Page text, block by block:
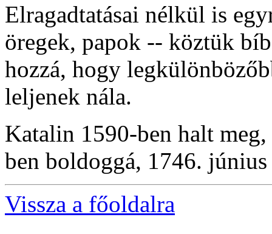
Elragadtatásai nélkül is
öregek, papok -- köztük
hozzá, hogy
leljenek nála.
Katalin 1590-ben halt
ben boldoggá, 1746.
Vissza a főoldalra